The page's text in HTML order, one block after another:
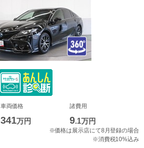
車両価格
341万円
諸費用
9.1万円
※価格は展示店にて8月登録の場合
※消費税10%込み